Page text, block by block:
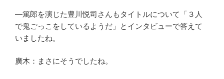
―篤郎を演じた豊川悦司さんもタイトルについて「３人
で鬼ごっこをしているようだ」とインタビューで答えて
いましたね。
廣木：まさにそうでしたね。